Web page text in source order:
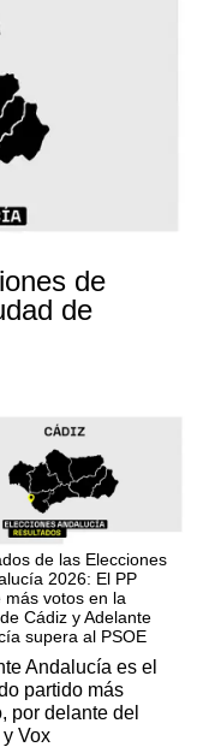
de
de
de las Elecciones
2026: El PP
más votos en la
Cádiz y Adelante
supera al PSOE
Andalucía es el
partido más
por delante del
Vox